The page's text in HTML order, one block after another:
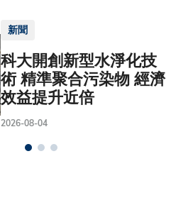
新聞
科大開創新型水淨化技
術 精準聚合污染物 經濟
效益提升近倍
2026-08-04